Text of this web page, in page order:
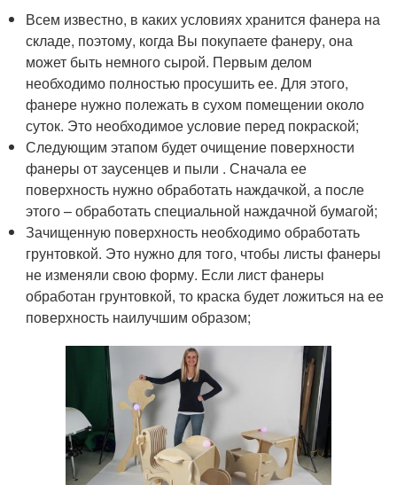
Всем известно, в каких условиях хранится фанера на
складе, поэтому, когда Вы покупаете фанеру, она
может быть немного сырой. Первым делом
необходимо полностью просушить ее. Для этого,
фанере нужно полежать в сухом помещении около
суток. Это необходимое условие перед покраской;
Следующим этапом будет очищение поверхности
фанеры от заусенцев и пыли . Сначала ее
поверхность нужно обработать наждачкой, а после
этого – обработать специальной наждачной бумагой;
Зачищенную поверхность необходимо обработать
грунтовкой. Это нужно для того, чтобы листы фанеры
не изменяли свою форму. Если лист фанеры
обработан грунтовкой, то краска будет ложиться на ее
поверхность наилучшим образом;